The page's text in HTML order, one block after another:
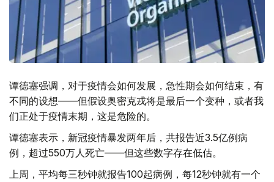
谭德塞强调，对于疫情会如何发展，急性期会如何结束，有
不同的设想——但假设奥密克戎将是最后一个变种，或者我
们正处于疫情末期，这是危险的。
谭德塞表示，新冠疫情暴发两年后，共报告近3.5亿例病
例，超过550万人死亡——但这些数字存在低估。
上周，平均每三秒钟就报告100起病例，每12秒钟就有一个